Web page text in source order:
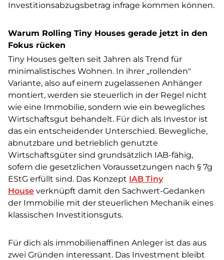
Investitionsabzugsbetrag infrage kommen können.
Warum Rolling Tiny Houses gerade jetzt in den
Fokus rücken
Tiny Houses gelten seit Jahren als Trend für
minimalistisches Wohnen. In ihrer „rollenden"
Variante, also auf einem zugelassenen Anhänger
montiert, werden sie steuerlich in der Regel nicht
wie eine Immobilie, sondern wie ein bewegliches
Wirtschaftsgut behandelt. Für dich als Investor ist
das ein entscheidender Unterschied. Bewegliche,
abnutzbare und betrieblich genutzte
Wirtschaftsgüter sind grundsätzlich IAB-fähig,
sofern die gesetzlichen Voraussetzungen nach § 7g
EStG erfüllt sind. Das Konzept IAB Tiny
House verknüpft damit den Sachwert-Gedanken
der Immobilie mit der steuerlichen Mechanik eines
klassischen Investitionsguts.
Für dich als immobilienaffinen Anleger ist das aus
zwei Gründen interessant. Das Investment bleibt